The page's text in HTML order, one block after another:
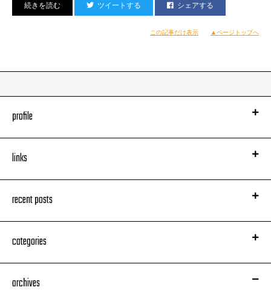
Kohei-T,PLATE,MOB,ROCKY
ENDO(Layayette),KURO,RYSK,SHINOBU,TAISUKE,U-LEE
(あらい)
ツイートする シェアする
この記事だけ表示 ▲ページトップへ
profile
links
recent posts
categories
archives